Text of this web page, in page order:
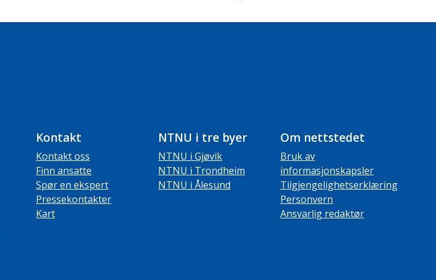
Kontakt
Kontakt oss
Finn ansatte
Spør en ekspert
Pressekontakter
Kart
NTNU i tre byer
NTNU i Gjøvik
NTNU i Trondheim
NTNU i Ålesund
Om nettstedet
Bruk av
informasjonskapsler
Tilgjengelighetserklæring
Personvern
Ansvarlig redaktør